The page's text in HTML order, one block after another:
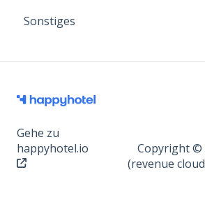
Zimmerkategorien
Sonstiges
Gehe zu
happyhotel.io
Copyright ©
(revenue